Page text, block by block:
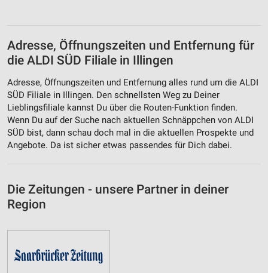
Adresse, Öffnungszeiten und Entfernung für
die ALDI SÜD Filiale in Illingen
Adresse, Öffnungszeiten und Entfernung alles rund um die ALDI
SÜD Filiale in Illingen. Den schnellsten Weg zu Deiner
Lieblingsfiliale kannst Du über die Routen-Funktion finden.
Wenn Du auf der Suche nach aktuellen Schnäppchen von ALDI
SÜD bist, dann schau doch mal in die aktuellen Prospekte und
Angebote. Da ist sicher etwas passendes für Dich dabei.
Die Zeitungen - unsere Partner in deiner
Region